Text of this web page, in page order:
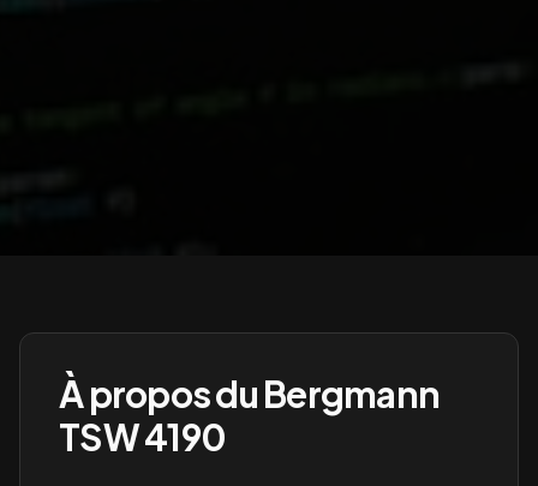
À propos duBergmann
TSW 4190